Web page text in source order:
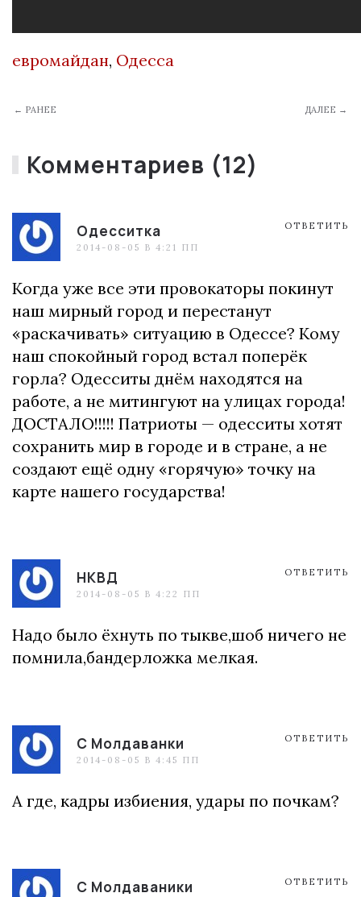
евромайдан, Одесса
← РАНЕЕ ДАЛЕЕ →
Комментариев (12)
Одесситка
2014-08-05 В 4:21 ПП
ОТВЕТИТЬ
Когда уже все эти провокаторы покинут
наш мирный город и перестанут
«раскачивать» ситуацию в Одессе? Кому
наш спокойный город встал поперёк
горла? Одесситы днём находятся на
работе, а не митингуют на улицах города!
ДОСТАЛО!!!!! Патриоты — одесситы хотят
сохранить мир в городе и в стране, а не
создают ещё одну «горячую» точку на
карте нашего государства!
НКВД
2014-08-05 В 4:22 ПП
ОТВЕТИТЬ
Надо было ёхнуть по тыкве,шоб ничего не
помнила,бандерложка мелкая.
С Молдаванки
2014-08-05 В 4:45 ПП
ОТВЕТИТЬ
А где, кадры избиения, удары по почкам?
С Молдаваники ОТВЕТИТЬ